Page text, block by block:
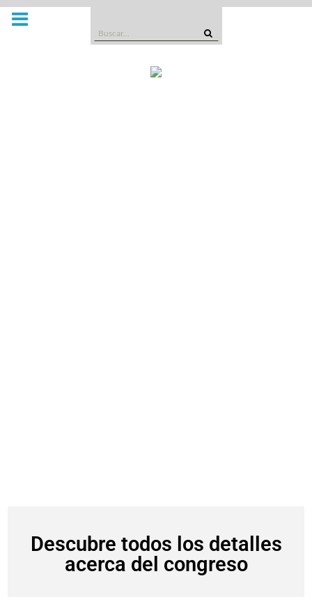
Descubre todos los detalles
acerca del congreso